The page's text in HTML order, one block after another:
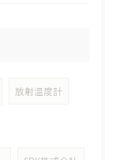
放射温度計